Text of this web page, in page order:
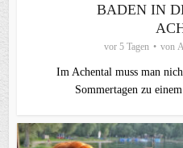
BADEN IN
vor 5 Tagen von
Im Achental muss man
Sommertagen zu